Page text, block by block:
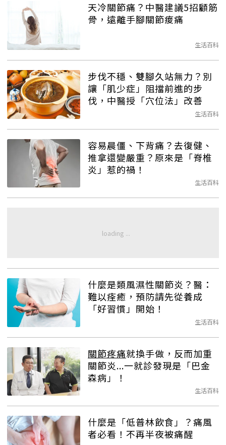
天冷關節痛？中醫建議5招顧筋
骨，遠離手腳關節痠痛
生活百科
步伐不穩、雙腳久站無力？別
讓「肌少症」阻擋前進的步
伐，中醫授「穴位法」改善
生活百科
容易晨僵、下背痛？去復健、
推拿還變嚴重？原來是「脊椎
炎」惹的禍！
生活百科
什麼是類風濕性關節炎？醫：
難以痊癒，預防請先從養成
「好習慣」開始！
生活百科
關節疼痛就換手做，反而加重
關節炎...一就診發現是「巴金
森病」！
生活百科
什麼是「低普林飲食」？痛風
者必看！不再半夜被痛醒